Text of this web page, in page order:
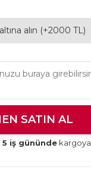
alın (+2000 TL)
5 iş gününde